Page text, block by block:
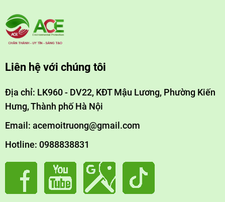
Liên hệ với chúng tôi
Địa chỉ: LK960 - DV22, KĐT Mậu Lương, Phường Kiến
Hưng, Thành phố Hà Nội
Email: acemoitruong@gmail.com
Hotline: 0988838831